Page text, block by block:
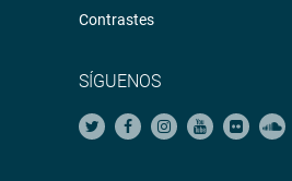
Contrastes
SÍGUENOS